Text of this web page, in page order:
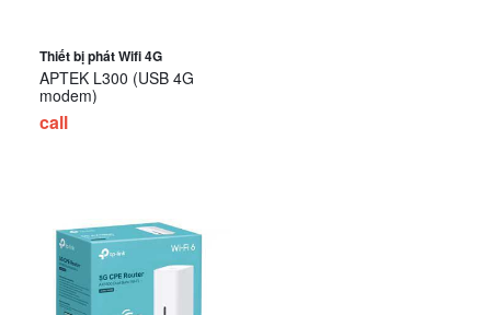
Thiết bị phát Wifi 4G
APTEK L300 (USB 4G
modem)
call